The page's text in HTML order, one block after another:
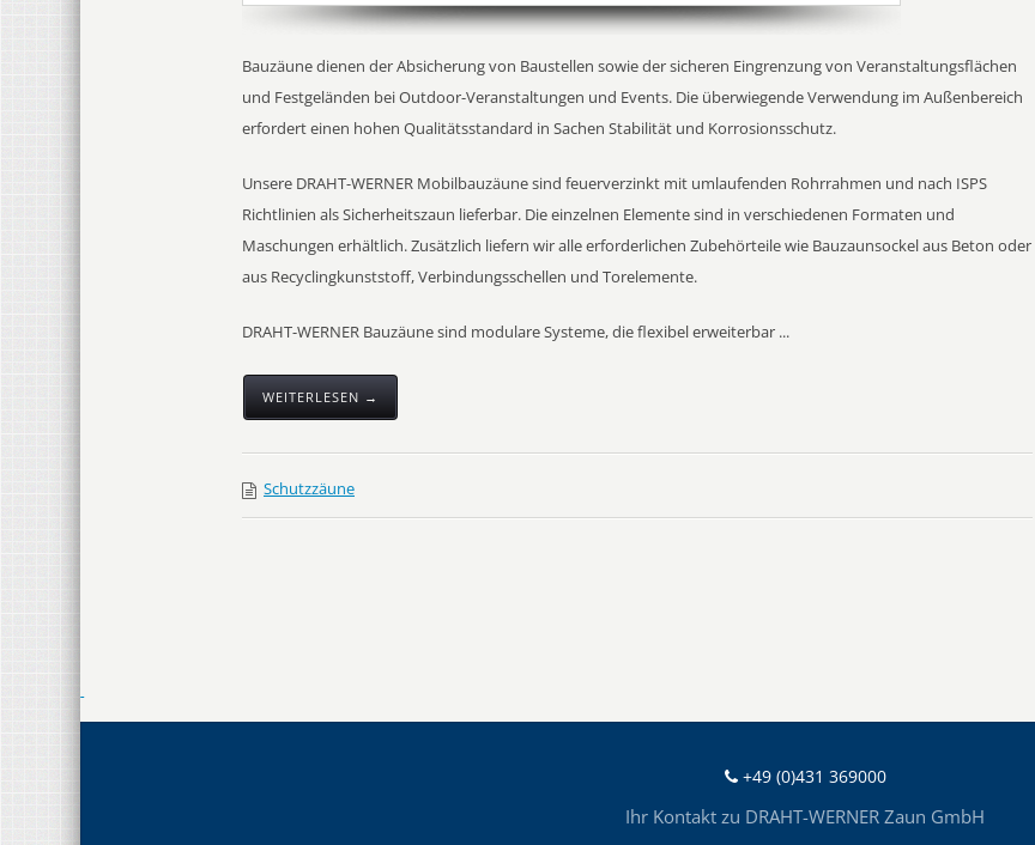
Bauzäune dienen der Absicherung von Baustellen sowie der sicheren Eingrenzung von Veranstaltungsflächen
und Festgeländen bei Outdoor-Veranstaltungen und Events. Die überwiegende Verwendung im Außenbereich
erfordert einen hohen Qualitätsstandard in Sachen Stabilität und Korrosionsschutz.
Unsere DRAHT-WERNER Mobilbauzäune sind feuerverzinkt mit umlaufenden Rohrrahmen und nach ISPS
Richtlinien als Sicherheitszaun lieferbar. Die einzelnen Elemente sind in verschiedenen Formaten und
Maschungen erhältlich. Zusätzlich liefern wir alle erforderlichen Zubehörteile wie Bauzaunsockel aus Beton oder
aus Recyclingkunststoff, Verbindungsschellen und Torelemente.
DRAHT-WERNER Bauzäune sind modulare Systeme, die flexibel erweiterbar ...
WEITERLESEN →
Schutzzäune
+49 (0)431 369000
Ihr Kontakt zu DRAHT-WERNER Zaun GmbH